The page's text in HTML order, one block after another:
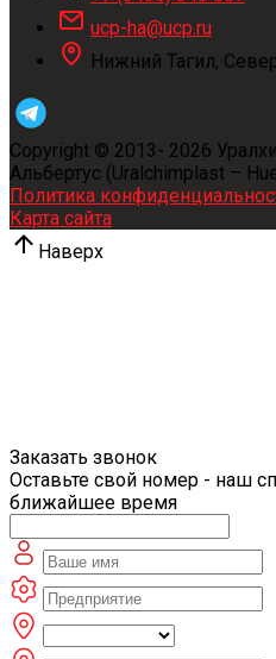
ucp-ha@ucp.ru
Нижний Тагил,
Copyright © 2013- 2026
Альбертус (Uralchimplast –
Политика
Карта сайта
Наверх
Заказать звонок
Оставьте свой номер - наш
ближайшее время